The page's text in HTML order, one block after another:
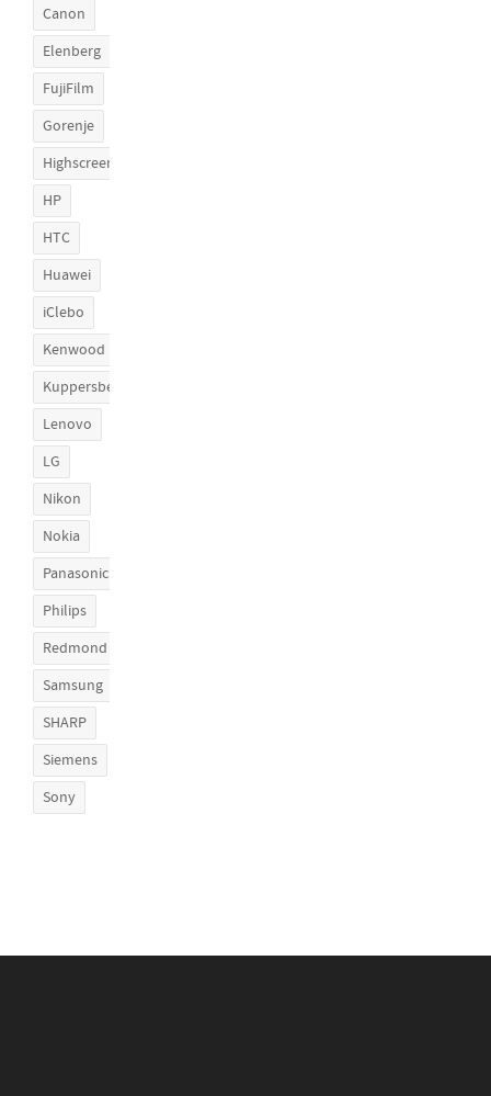
Canon
Elenberg
FujiFilm
Gorenje
Highscreen
HP
HTC
Huawei
iClebo
Kenwood
Kuppersberg
Lenovo
LG
Nikon
Nokia
Panasonic
Philips
Redmond
Samsung
SHARP
Siemens
Sony